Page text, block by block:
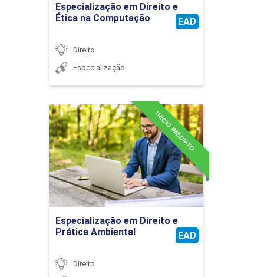
Especialização em Direito e
Ética na Computação
EAD
Direito
Especialização
Especialização em Direito e
Prática Ambiental
EAD
INÍCIO IMEDIATO
Direito
Especialização em Direito e
Prática Ambiental
Detalhes do curso
Ir para Inscrição